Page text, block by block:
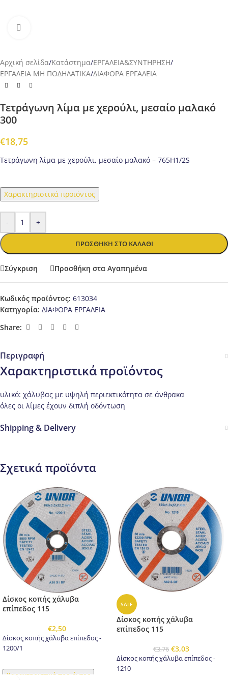
Αρχική σελίδα/Κατάστημα/ΕΡΓΑΛΕΙΑ&ΣΥΝΤΗΡΗΣΗ/
ΕΡΓΑΛΕΙΑ ΜΗ ΠΟΔΗΛΑΤΙΚΑ/ΔΙΑΦΟΡΑ ΕΡΓΑΛΕΙΑ
Τετράγωνη λίμα με χερούλι, μεσαίο μαλακό
300
€18,75
Τετράγωνη λίμα με χερούλι, μεσαίο μαλακό – 765H1/2S
Χαρακτηριστικά προιόντος
- +
ΠΡΟΣΘΉΚΗ ΣΤΟ ΚΑΛΆΘΙ
Σύγκριση Προσθήκη στα Αγαπημένα
Κωδικός προϊόντος: 613034
Κατηγορία: ΔΙΑΦΟΡΑ ΕΡΓΑΛΕΙΑ
Share:
Περιγραφή
Χαρακτηριστικά προϊόντος
υλικό: χάλυβας με υψηλή περιεκτικότητα σε άνθρακα
όλες οι λίμες έχουν διπλή οδόντωση
Shipping & Delivery
Σχετικά προϊόντα
Δίσκος κοπής χάλυβα
επίπεδος 115
€2,50
Δίσκος κοπής χάλυβα επίπεδος -
1200/1
Χαρακτηριστικά προιόντος
SALE
Δίσκος κοπής χάλυβα
επίπεδος 115
€3,76 €3,03
Δίσκος κοπής χάλυβα επίπεδος -
1210